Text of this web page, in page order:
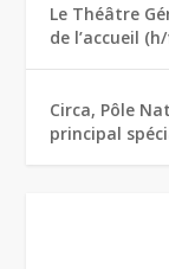
Le Théâtre
de l’accueil
Circa, Pôle
principal